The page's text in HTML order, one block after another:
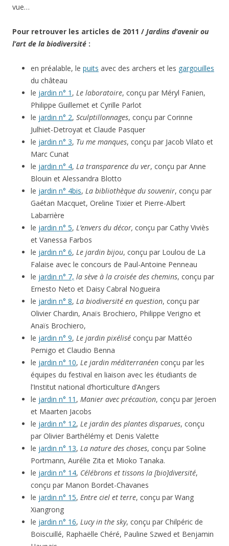
vue…
Pour retrouver les articles de 2011 / Jardins d’avenir ou
l’art de la biodiversité :
en préalable, le puits avec des archers et les gargouilles
du château
le jardin n° 1 , Le laboratoire, conçu par Méryl Fanien,
Philippe Guillemet et Cyrille Parlot
le jardin n° 2, Sculptillonnages, conçu par Corinne
Julhiet-Detroyat et Claude Pasquer
le jardin n° 3, Tu me manques, conçu par Jacob Vilato et
Marc Cunat
le jardin n° 4, La transparence du ver, conçu par Anne
Blouin et Alessandra Blotto
le jardin n° 4bis, La bibliothèque du souvenir, conçu par
Gaétan Macquet, Oreline Tixier et Pierre-Albert
Labarrière
le jardin n° 5, L’envers du décor, conçu par Cathy Viviès
et Vanessa Farbos
le jardin n° 6, Le jardin bijou, conçu par Loulou de La
Falaise avec le concours de Paul-Antoine Penneau
le jardin n° 7, la sève à la croisée des chemins, conçu par
Ernesto Neto et Daisy Cabral Nogueira
le jardin n° 8, La biodiversité en question, conçu par
Olivier Chardin, Anaïs Brochiero, Philippe Verigno et
Anaïs Brochiero,
le jardin n° 9, Le jardin pixélisé conçu par Mattéo
Pernigo et Claudio Benna
le jardin n° 10, Le jardin méditerranéen conçu par les
équipes du festival en liaison avec les étudiants de
l’Institut national d’horticulture d’Angers
le jardin n° 11 , Manier avec précaution, conçu par Jeroen
et Maarten Jacobs
le jardin n° 12, Le jardin des plantes disparues, conçu
par Olivier Barthélémy et Denis Valette
le jardin n° 13, La nature des choses, conçu par Soline
Portmann, Aurélie Zita et Mioko Tanaka.
le jardin n° 14, Célébrons et tissons la [bio]diversité,
conçu par Manon Bordet-Chavanes
le jardin n° 15, Entre ciel et terre, conçu par Wang
Xiangrong
le jardin n° 16, Lucy in the sky, conçu par Chilpéric de
Boiscuillé, Raphaëlle Chéré, Pauline Szwed et Benjamin